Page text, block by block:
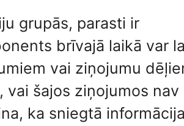
grupās, parasti ir
brīvajā laikā var
vai ziņojumu
​​vai šajos ziņojumos nav
ka sniegtā